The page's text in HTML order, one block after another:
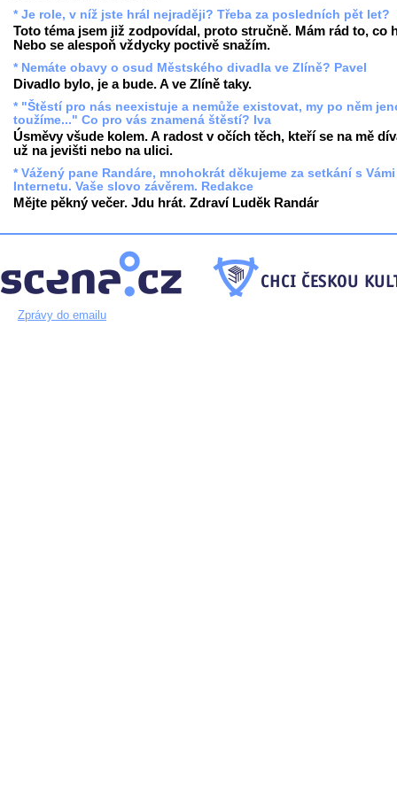
* Je role, v níž jste hrál nejraději? Třeba za posledních pět let?
Toto téma jsem již zodpovídal, proto stručně. Mám rád to, co
Nebo se alespoň vždycky poctivě snažím.
* Nemáte obavy o osud Městského divadla ve Zlíně? Pavel
Divadlo bylo, je a bude. A ve Zlíně taky.
* "Štěstí pro nás neexistuje a nemůže existovat, my po něm
toužíme..." Co pro vás znamená štěstí? Iva
Úsměvy všude kolem. A radost v očích těch, kteří se na mě
už na jevišti nebo na ulici.
* Vážený pane Randáre, mnohokrát děkujeme za setkání s
Internetu. Vaše slovo závěrem. Redakce
Mějte pěkný večer. Jdu hrát. Zdraví Luděk Randár
Zprávy do emailu